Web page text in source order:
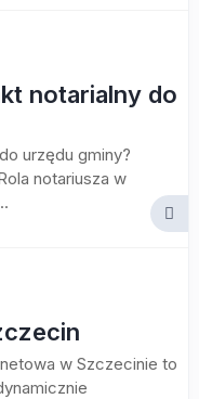
notarialny do
urzędu gminy?
notariusza w
w Szczecinie to